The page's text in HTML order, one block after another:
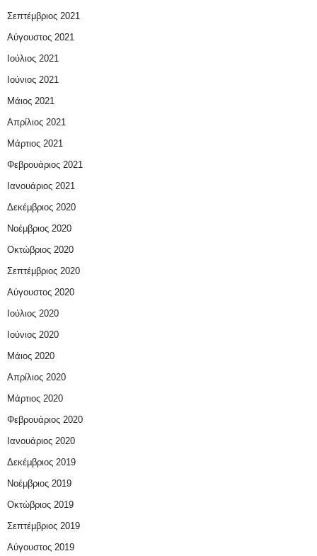
Σεπτέμβριος 2021
Αύγουστος 2021
Ιούλιος 2021
Ιούνιος 2021
Μάιος 2021
Απρίλιος 2021
Μάρτιος 2021
Φεβρουάριος 2021
Ιανουάριος 2021
Δεκέμβριος 2020
Νοέμβριος 2020
Οκτώβριος 2020
Σεπτέμβριος 2020
Αύγουστος 2020
Ιούλιος 2020
Ιούνιος 2020
Μάιος 2020
Απρίλιος 2020
Μάρτιος 2020
Φεβρουάριος 2020
Ιανουάριος 2020
Δεκέμβριος 2019
Νοέμβριος 2019
Οκτώβριος 2019
Σεπτέμβριος 2019
Αύγουστος 2019